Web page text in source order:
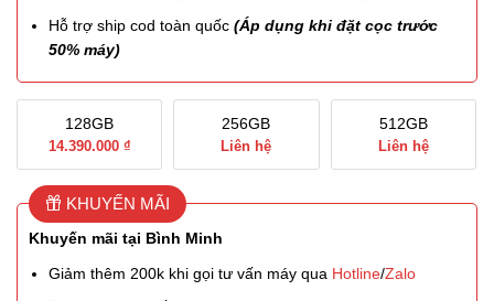
Hỗ trợ ship cod toàn quốc (Áp dụng khi đặt cọc trước
50% máy)
128GB
14.390.000 ₫
256GB
Liên hệ
512GB
Liên hệ
KHUYẾN MÃI
Khuyến mãi tại Bình Minh
Giảm thêm 200k khi gọi tư vấn máy qua Hotline/Zalo